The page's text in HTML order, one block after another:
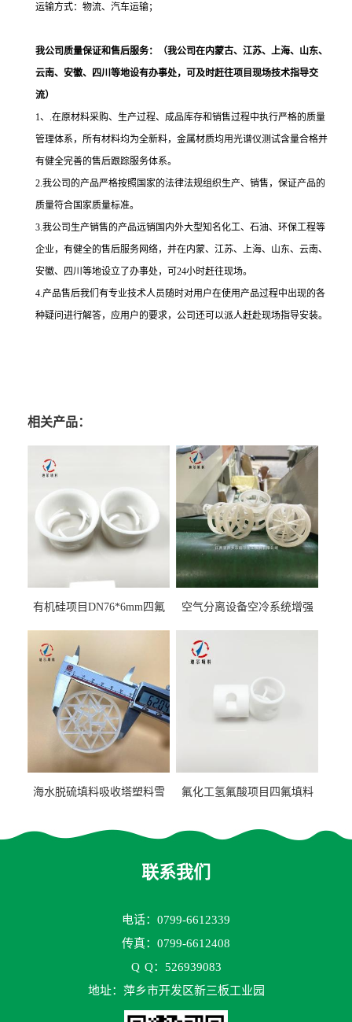
运输方式：物流、汽车运输；
我公司质量保证和售后服务：
（我公司在内蒙古、江苏、上海、山东、
云南、安徽、四川等地设有办事处，可及时赶往项目现场技术指导交
流）
1、.在原材料采购、生产过程、成品库存和销售过程中执行严格的质量
管理体系，所有材料均为全新料，金属材质均用光谱仪测试含量合格并
有健全完善的售后跟踪服务体系。
2.我公司的产品严格按照国家的法律法规组织生产、销售，保证产品的
质量符合国家质量标准。
3.我公司生产销售的产品远销国内外大型知名化工、石油、环保工程等
企业，有健全的售后服务网络，并在内蒙、江苏、上海、山东、云南、
安徽、四川等地设立了办事处，可24小时赶往现场。
4.产品售后我们有专业技术人员随时对用户在使用产品过程中出现的各
种疑问进行解答，应用户的要求，公司还可以派人赶赴现场指导安装。
相关产品：
有机硅项目DN76*6mm四氟
空气分离设备空冷系统增强
海水脱硫填料吸收塔塑料雪
氟化工氢氟酸项目四氟填料
蚀
联系我们
电话：0799-6612339
传真：0799-6612408
Q Q：526939083
地址：萍乡市开发区新三板工业园